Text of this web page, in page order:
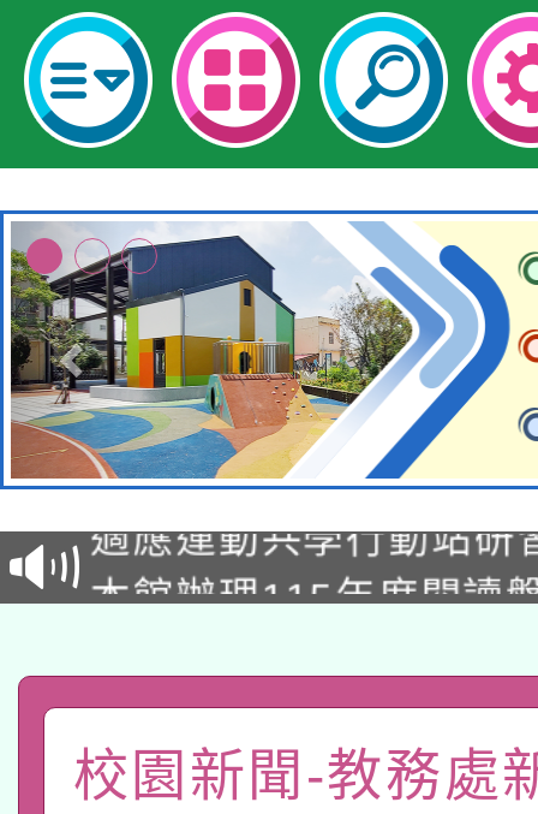
本校115學年度第2次
招甄選結果公告(無人
招)
本館辦理115年度閱讀
礎課程
A3數位素養講師名單
「數位內容與教學軟體
校園新聞-教務處